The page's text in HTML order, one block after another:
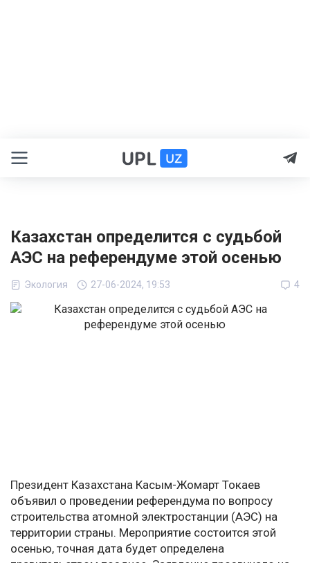
Казахстан определится с судьбой
АЭС на референдуме этой осенью
Экология 27-06-2024, 19:53 4
Президент Казахстана Касым-Жомарт Токаев
объявил о проведении референдума по вопросу
строительства атомной электростанции (АЭС) на
территории страны. Мероприятие состоится этой
осенью, точная дата будет определена